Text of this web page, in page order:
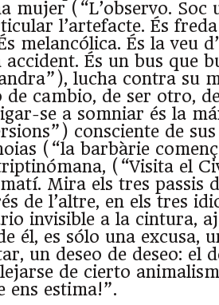
mujer (“L’observo.
l’artefacte. És
melancólica. És la veu
accident. És un bus que
lucha contra su
de cambio, de ser otro,
se a somniar és la
consciente de
(“la barbàrie
(“Visita el
Mira els tres passis
de l’altre, en els tres
invisible a la cintura,
él, es sólo una excusa,
un deseo de deseo: el
de cierto
ens estima!”.